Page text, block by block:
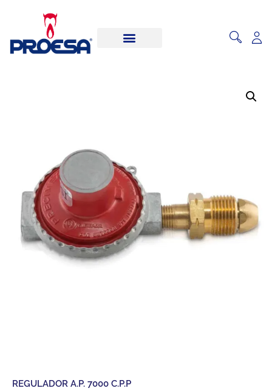
REGULADOR A.P. 7000 C.P.P